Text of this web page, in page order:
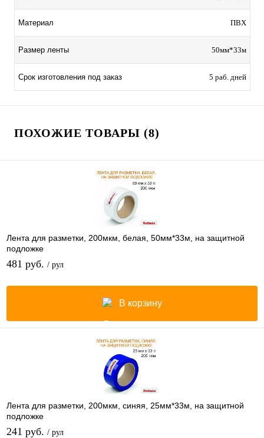
Материал ПВХ
Размер ленты 50мм*33м
Срок изготовления под заказ 5 раб. дней
ПОХОЖИЕ ТОВАРЫ (8)
Лента для разметки, 200мкм, белая, 50мм*33м, на защитной
подложке
481 руб. / рул
В корзину
Лента для разметки, 200мкм, синяя, 25мм*33м, на защитной
подложке
241 руб. / рул